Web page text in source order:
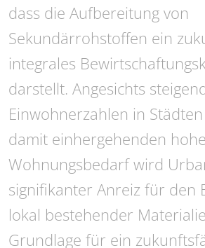
dass die Aufbereitung von
Sekundärrohstoffen ein
integrales
darstellt. Angesichts
Einwohnerzahlen in
damit einhergehenden
Wohnungsbedarf wird
signifikanter Anreiz für den
lokal bestehender
Grundlage für ein